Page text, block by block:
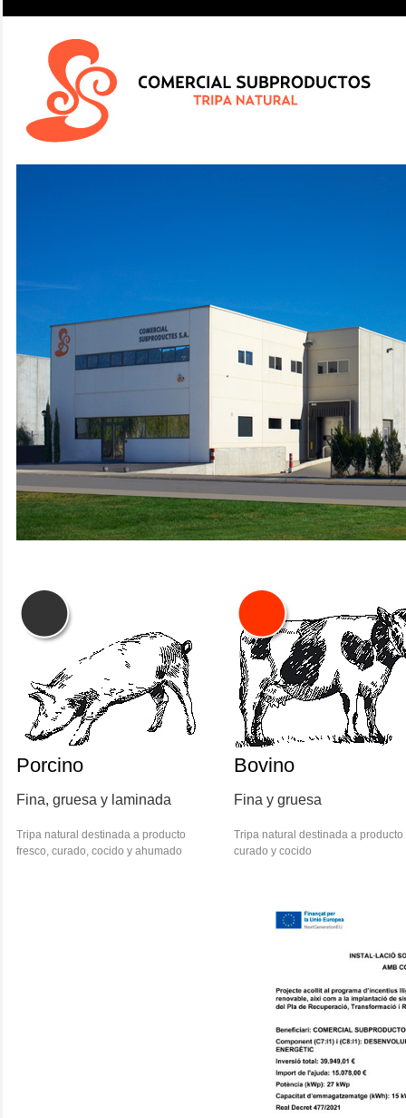
Porcino
Fina, gruesa y laminada
Tripa natural destinada a producto
fresco, curado, cocido y ahumado
Bovino
Fina y gruesa
Tripa natural destinada a producto
curado y cocido